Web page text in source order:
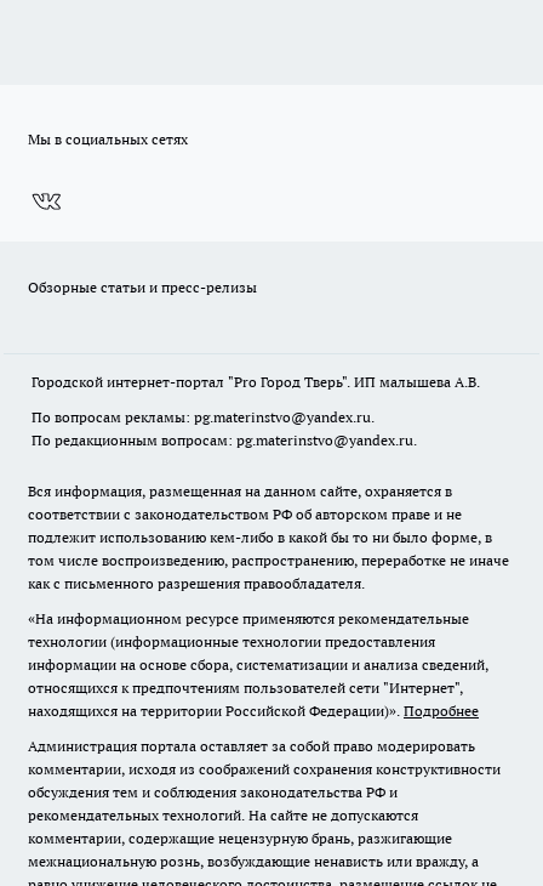
Мы в социальных сетях
Обзорные статьи и пресс-релизы
Городской интернет-портал "Pro Город Тверь". ИП малышева А.В.
По вопросам рекламы: pg.materinstvo@yandex.ru.
По редакционным вопросам: pg.materinstvo@yandex.ru.
Вся информация, размещенная на данном сайте, охраняется в
соответствии с законодательством РФ об авторском праве и не
подлежит использованию кем-либо в какой бы то ни было форме, в
том числе воспроизведению, распространению, переработке не иначе
как с письменного разрешения правообладателя.
«На информационном ресурсе применяются рекомендательные
технологии (информационные технологии предоставления
информации на основе сбора, систематизации и анализа сведений,
относящихся к предпочтениям пользователей сети "Интернет",
находящихся на территории Российской Федерации)». Подробнее
Администрация портала оставляет за собой право модерировать
комментарии, исходя из соображений сохранения конструктивности
обсуждения тем и соблюдения законодательства РФ и
рекомендательных технологий. На сайте не допускаются
комментарии, содержащие нецензурную брань, разжигающие
межнациональную рознь, возбуждающие ненависть или вражду, а